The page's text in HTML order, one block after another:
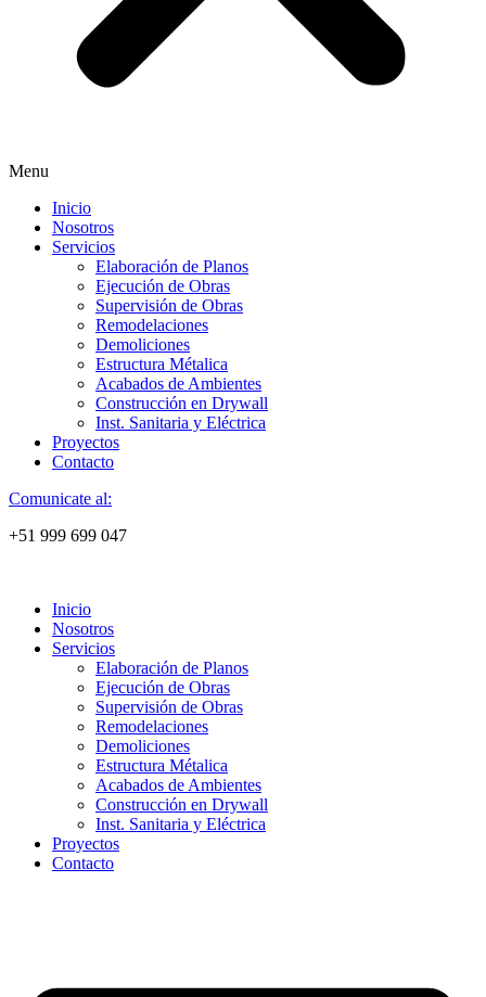
Menu
Inicio
Nosotros
Servicios
Elaboración de Planos
Ejecución de Obras
Supervisión de Obras
Remodelaciones
Demoliciones
Estructura Métalica
Acabados de Ambientes
Construcción en Drywall
Inst. Sanitaria y Eléctrica
Proyectos
Contacto
Comunicate al:
+51 999 699 047
Inicio
Nosotros
Servicios
Elaboración de Planos
Ejecución de Obras
Supervisión de Obras
Remodelaciones
Demoliciones
Estructura Métalica
Acabados de Ambientes
Construcción en Drywall
Inst. Sanitaria y Eléctrica
Proyectos
Contacto